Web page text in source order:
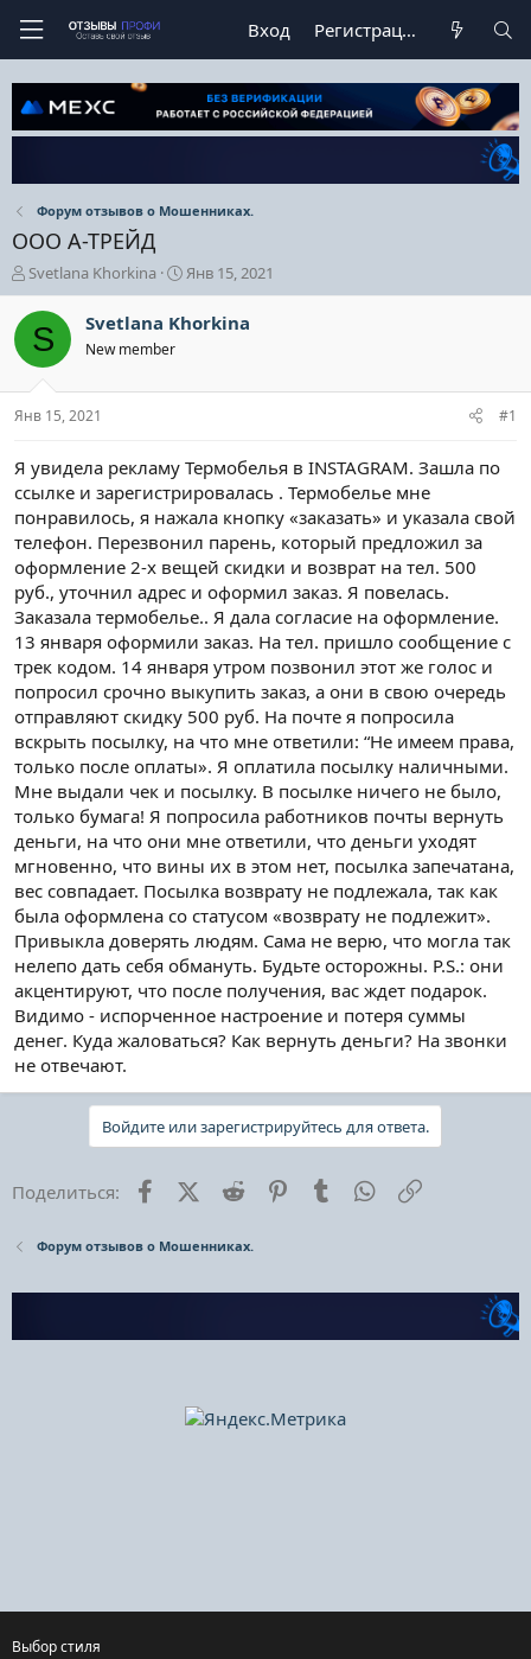
Вход Регистрация
Форум отзывов о Мошенниках.
ООО А-ТРЕЙД
А
в
т
о
р
е
м
Svetlana Khorkina
Д
а
а
ч
а
Янв 15, 2021
S Svetlana Khorkina
New member
Янв 15, 2021 #1
Я увидела рекламу Термобелья в INSTAGRAM. Зашла по
ссылке и зарегистрировалась . Термобелье мне
понравилось, я нажала кнопку «заказать» и указала свой
телефон. Перезвонил парень, который предложил за
оформление 2-х вещей скидки и возврат на тел. 500
руб., уточнил адрес и оформил заказ. Я повелась.
Заказала термобелье.. Я дала согласие на оформление.
13 января оформили заказ. На тел. пришло сообщение с
трек кодом. 14 января утром позвонил этот же голос и
попросил срочно выкупить заказ, а они в свою очередь
отправляют скидку 500 руб. На почте я попросила
вскрыть посылку, на что мне ответили: “Не имеем права,
только после оплаты». Я оплатила посылку наличными.
Мне выдали чек и посылку. В посылке ничего не было,
только бумага! Я попросила работников почты вернуть
деньги, на что они мне ответили, что деньги уходят
мгновенно, что вины их в этом нет, посылка запечатана,
вес совпадает. Посылка возврату не подлежала, так как
была оформлена со статусом «возврату не подлежит».
Привыкла доверять людям. Сама не верю, что могла так
нелепо дать себя обмануть. Будьте осторожны. P.S.: они
акцентируют, что после получения, вас ждет подарок.
Видимо - испорченное настроение и потеря суммы
денег. Куда жаловаться? Как вернуть деньги? На звонки
не отвечают.
Войдите или зарегистрируйтесь для ответа.
Поделиться: FacebookX (Twitter)
Reddit PinterestTumblr WhatsApp
Форум отзывов о Мошенниках.
Выбор стиля